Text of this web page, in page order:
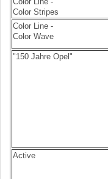
Color Stripes
Color Line -
Color Wave
"150 Jahre Opel"
Active